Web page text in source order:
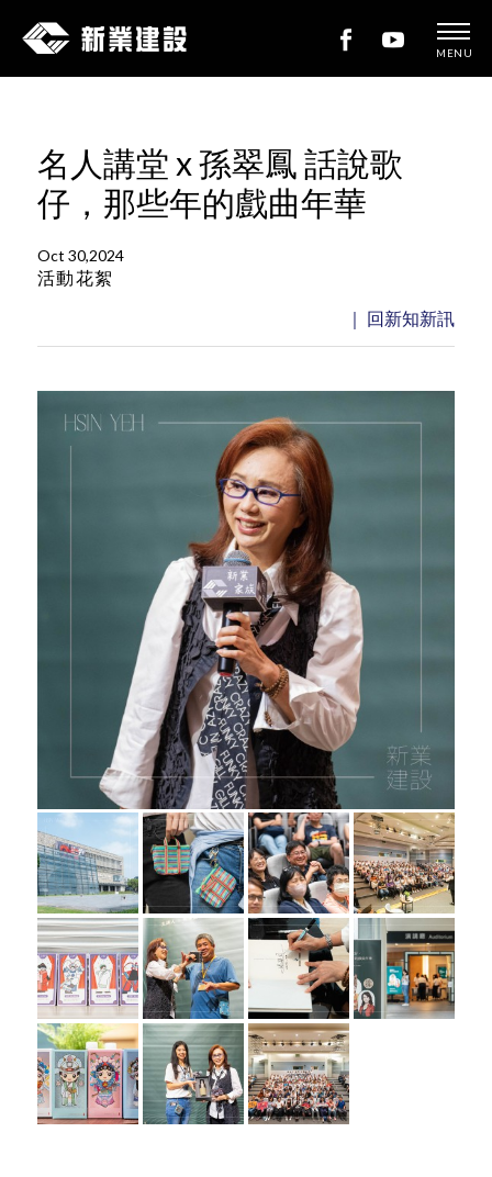
新
建
設
MENU
名人講堂 x 孫翠鳳 話說歌
仔，那些年的戲曲年華
Oct 30,2024
活動花絮
｜ 回新知新訊